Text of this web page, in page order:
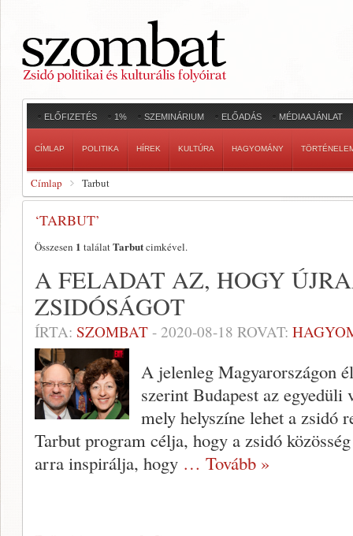
ELŐFIZETÉS 1% SZEMINÁRIUM ELŐADÁS MÉDIAAJÁNLAT
CÍMLAP POLITIKA HÍREK KULTÚRA HAGYOMÁNY
Címlap Tarbut
‘TARBUT’
Összesen 1 találatTarbutcimkével.
A FELADAT AZ, HOGY
ZSIDÓSÁGOT
ÍRTA: SZOMBAT - 2020-08-18 ROVAT:
A jelenleg Magyarországon
szerint Budapest az
mely helyszíne lehet a zsidó
Tarbut program célja, hogy a zsidó
arra inspirálja, hogy … Tovább »